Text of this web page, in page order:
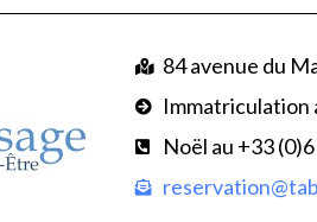
84 avenue du
Immatriculation
Noël au +33